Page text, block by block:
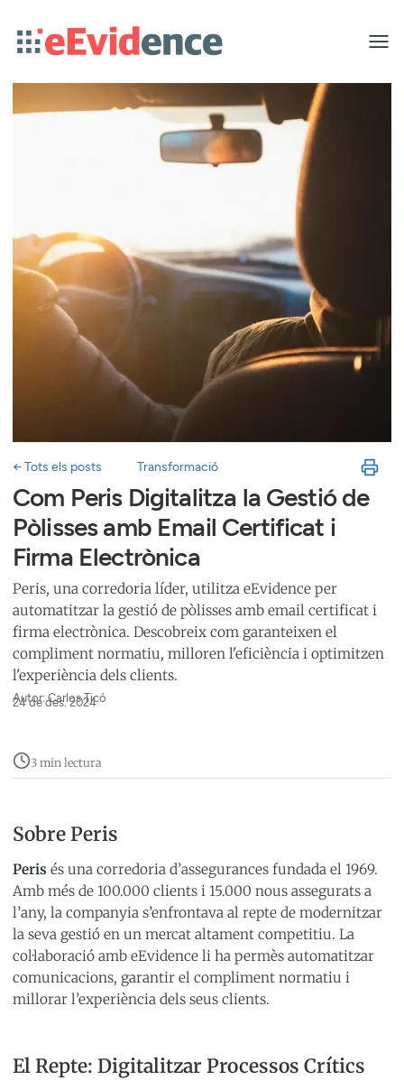
menu
← Tots els posts Transformació
Com Peris Digitalitza la Gestió de
Pòlisses amb Email Certificat i
Firma Electrònica
Peris, una corredoria líder, utilitza eEvidence per
automatitzar la gestió de pòlisses amb email certificat i
firma electrònica. Descobreix com garanteixen el
compliment normatiu, milloren l'eficiència i optimitzen
l'experiència dels clients.
Autor: Carlos Ticó
24 de des. 2024
3 min lectura
Sobre Peris
Peris és una corredoria d’assegurances fundada el 1969.
Amb més de 100.000 clients i 15.000 nous assegurats a
l’any, la companyia s’enfrontava al repte de modernitzar
la seva gestió en un mercat altament competitiu. La
col·laboració amb eEvidence li ha permès automatitzar
comunicacions, garantir el compliment normatiu i
millorar l’experiència dels seus clients.
El Repte: Digitalitzar Processos Crítics